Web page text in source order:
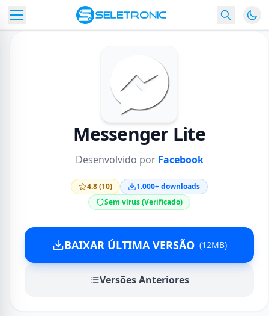
Messenger Lite
Desenvolvido por Facebook
4.8 (10)
1.000+ downloads
Sem vírus (Verificado)
BAIXAR ÚLTIMA VERSÃO (12MB)
Versões Anteriores